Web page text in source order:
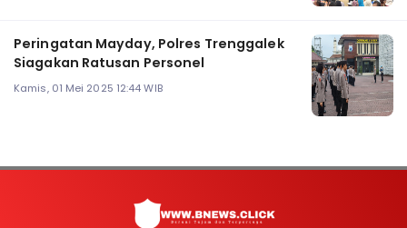
Peringatan Mayday, Polres Trenggalek
Siagakan Ratusan Personel
Kamis, 01 Mei 2025 12:44 WIB